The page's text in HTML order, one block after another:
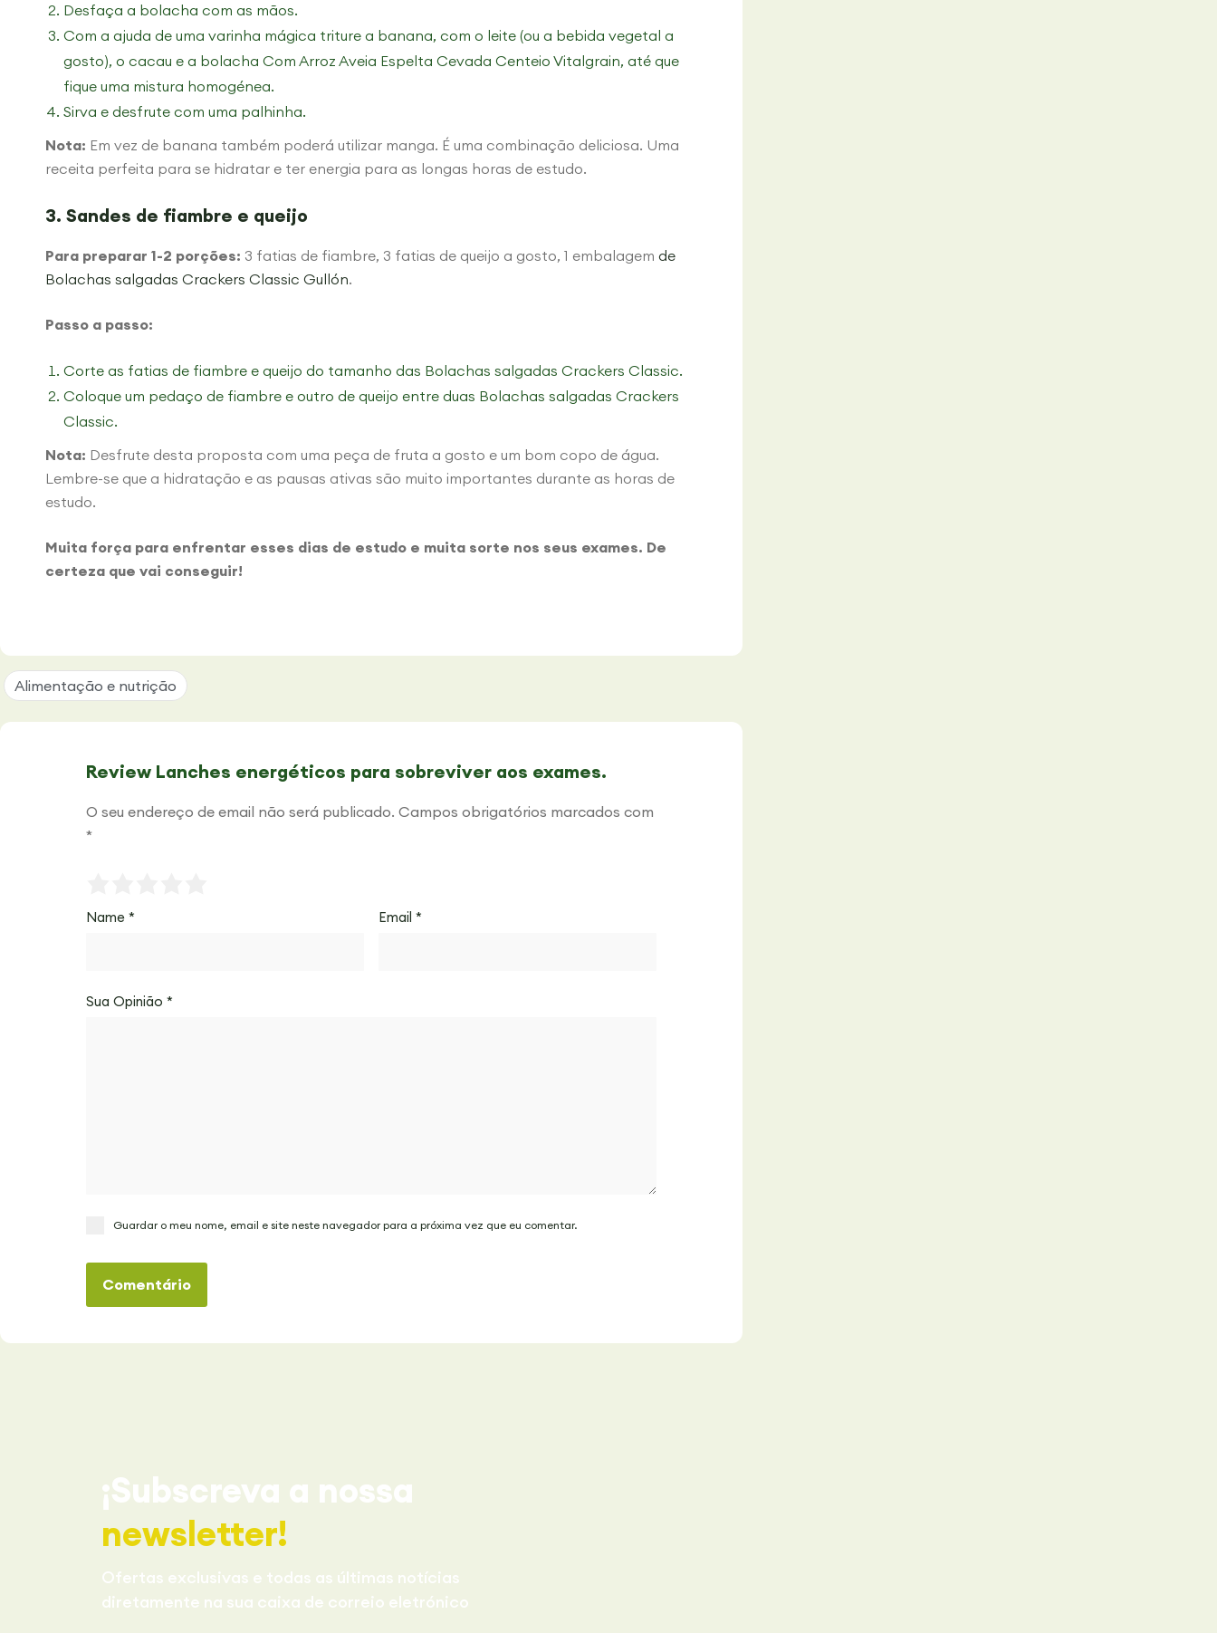
Desfaça a bolacha com as mãos.
Com a ajuda de uma varinha mágica triture a banana, com o leite (ou a bebida vegetal a
gosto), o cacau e a bolacha Com Arroz Aveia Espelta Cevada Centeio Vitalgrain, até que
fique uma mistura homogénea.
Sirva e desfrute com uma palhinha.
Nota: Em vez de banana também poderá utilizar manga. É uma combinação deliciosa. Uma
receita perfeita para se hidratar e ter energia para as longas horas de estudo.
3. Sandes de fiambre e queijo
Para preparar 1-2 porções: 3 fatias de fiambre, 3 fatias de queijo a gosto, 1 embalagem de
Bolachas salgadas Crackers Classic Gullón.
Passo a passo:
Corte as fatias de fiambre e queijo do tamanho das Bolachas salgadas Crackers Classic.
Coloque um pedaço de fiambre e outro de queijo entre duas Bolachas salgadas Crackers
Classic.
Nota: Desfrute desta proposta com uma peça de fruta a gosto e um bom copo de água.
Lembre-se que a hidratação e as pausas ativas são muito importantes durante as horas de
estudo.
Muita força para enfrentar esses dias de estudo e muita sorte nos seus exames. De
certeza que vai conseguir!
Alimentação e nutrição
Review Lanches energéticos para sobreviver aos exames.
O seu endereço de email não será publicado. Campos obrigatórios marcados com
*
Name * Email *
Sua Opinião *
Guardar o meu nome, email e site neste navegador para a próxima vez que eu comentar.
Comentário
¡Subscreva a nossa
newsletter!
Ofertas exclusivas e todas as últimas notícias
diretamente na sua caixa de correio eletrónico